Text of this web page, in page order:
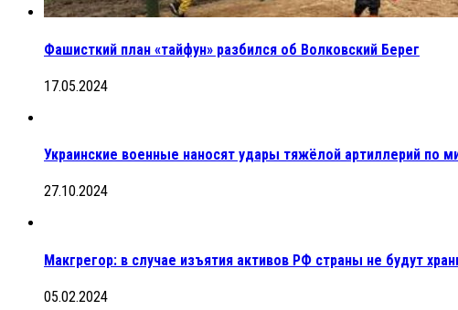
Фашисткий план «тайфун» разбился об Волковский Берег
17.05.2024
Украинские военные наносят удары тяжёлой артиллерий по
27.10.2024
Макгрегор: в случае изъятия активов РФ страны не будут
05.02.2024